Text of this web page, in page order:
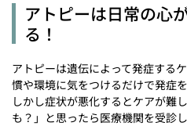
アトピーは日常の心
る！
アトピーは遺伝によって発症する
慣や環境に気をつけるだけで発症
しかし症状が悪化するとケアが難
も？」と思ったら医療機関を受診し